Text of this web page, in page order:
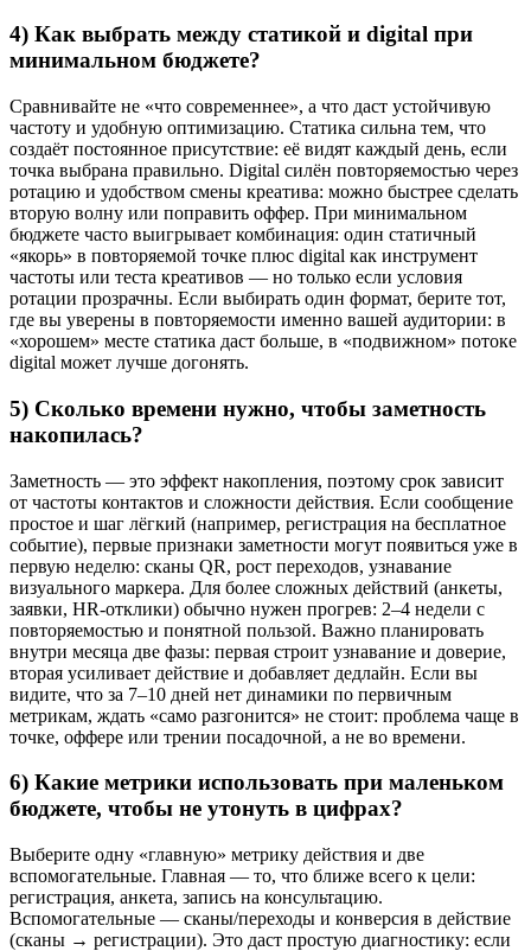
4) Как выбрать между статикой и digital при
минимальном бюджете?
Сравнивайте не «что современнее», а что даст устойчивую
частоту и удобную оптимизацию. Статика сильна тем, что
создаёт постоянное присутствие: её видят каждый день, если
точка выбрана правильно. Digital силён повторяемостью через
ротацию и удобством смены креатива: можно быстрее сделать
вторую волну или поправить оффер. При минимальном
бюджете часто выигрывает комбинация: один статичный
«якорь» в повторяемой точке плюс digital как инструмент
частоты или теста креативов — но только если условия
ротации прозрачны. Если выбирать один формат, берите тот,
где вы уверены в повторяемости именно вашей аудитории: в
«хорошем» месте статика даст больше, в «подвижном» потоке
digital может лучше догонять.
5) Сколько времени нужно, чтобы заметность
накопилась?
Заметность — это эффект накопления, поэтому срок зависит
от частоты контактов и сложности действия. Если сообщение
простое и шаг лёгкий (например, регистрация на бесплатное
событие), первые признаки заметности могут появиться уже в
первую неделю: сканы QR, рост переходов, узнавание
визуального маркера. Для более сложных действий (анкеты,
заявки, HR-отклики) обычно нужен прогрев: 2–4 недели с
повторяемостью и понятной пользой. Важно планировать
внутри месяца две фазы: первая строит узнавание и доверие,
вторая усиливает действие и добавляет дедлайн. Если вы
видите, что за 7–10 дней нет динамики по первичным
метрикам, ждать «само разгонится» не стоит: проблема чаще в
точке, оффере или трении посадочной, а не во времени.
6) Какие метрики использовать при маленьком
бюджете, чтобы не утонуть в цифрах?
Выберите одну «главную» метрику действия и две
вспомогательные. Главная — то, что ближе всего к цели:
регистрация, анкета, запись на консультацию.
Вспомогательные — сканы/переходы и конверсия в действие
(сканы → регистрации). Это даст простую диагностику: если